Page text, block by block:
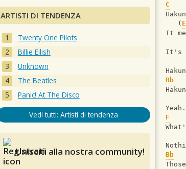
C
   (
E
It
It's
Bb
F
Bb
ARTISTI DI TENDENZA
Twenty One Pilots
Billie Eilish
Unknown
The Beatles
Panic! At The Disco
Vedi tutti: Artisti di tendenza
Unisciti alla nostra community!